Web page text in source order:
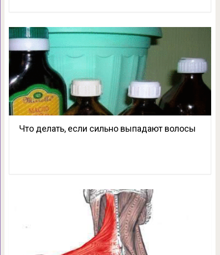
Что делать, если сильно выпадают волосы